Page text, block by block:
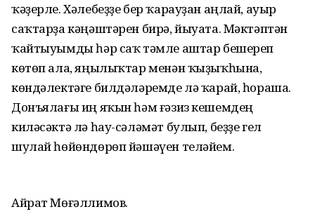
ҡәҙерле. Хәлебеҙҙе бер ҡарауҙан аңлай, ауыр
саҡтарҙа кәңәштәрен бирә, йыуата. Мәктәптән
ҡайтыуымды һәр саҡ тәмле аштар бешереп
көтөп ала, яңылыҡтар менән ҡыҙыҡһына,
көндәлектәге билдәләремде лә ҡарай, һораша.
Донъялағы иң яҡын һәм ғәзиз кешемдең
киләсәктә лә һау-сәләмәт булып, беҙҙе гел
шулай һөйөндөрөп йәшәүен теләйем.
Айрат Мөғәллимов.